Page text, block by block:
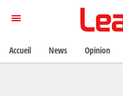
Accueil News Opinion